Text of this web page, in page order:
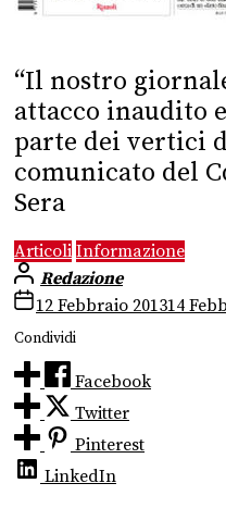
“Il nostro
attacco inaudito
parte dei vertici
comunicato del
Sera
Articoli Informazione
Redazione
12 Febbraio 201314
Condividi
Facebook
Twitter
Pinterest
LinkedIn